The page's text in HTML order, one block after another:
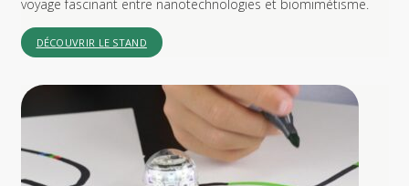
voyage fascinant entre nanotechnologies et biomimétisme.
DÉCOUVRIR LE STAND